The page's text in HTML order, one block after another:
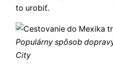
to urobiť.
Populárny spôsob
City